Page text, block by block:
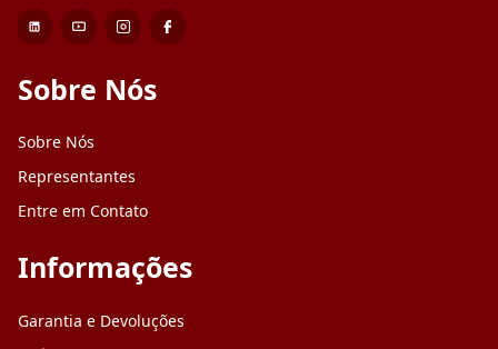
Sobre Nós
Sobre Nós
Representantes
Entre em Contato
Informações
Garantia e Devoluções